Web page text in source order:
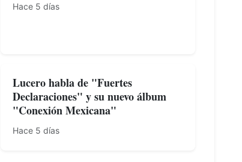
Hace 5 días
Lucero habla de "Fuertes
Declaraciones" y su nuevo álbum
"Conexión Mexicana"
Hace 5 días